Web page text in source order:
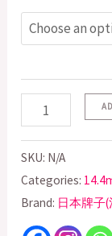
SKU: N/A
Categories:
Brand: 日本牌子(